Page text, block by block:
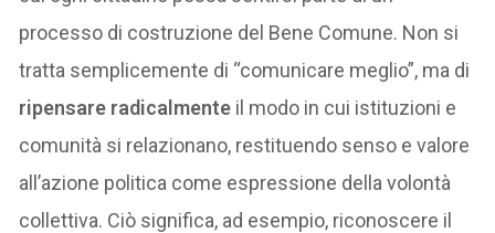
processo di costruzione del Bene Comune. Non si
tratta semplicemente di “comunicare meglio”, ma di
ripensare radicalmente il modo in cui istituzioni e
comunità si relazionano, restituendo senso e valore
all’azione politica come espressione della volontà
collettiva. Ciò significa, ad esempio, riconoscere il